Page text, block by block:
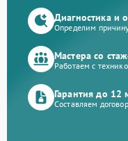
Диагностика и
Определим
Мастера со
Работаем с
Гарантия до 12
Составляем